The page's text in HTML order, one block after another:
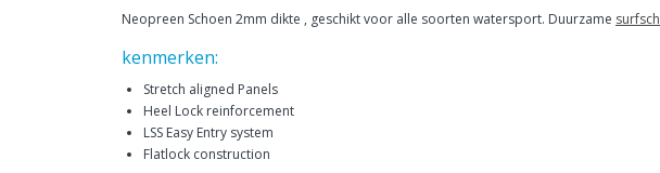
Neopreen Schoen 2mm dikte , geschikt voor alle soorten watersport. Duurzame
kenmerken:
Stretch aligned Panels
Heel Lock reinforcement
LSS Easy Entry system
Flatlock construction